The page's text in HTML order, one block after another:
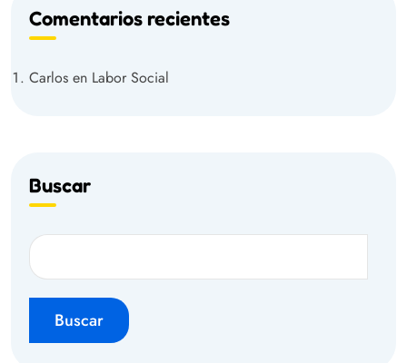
Comentarios recientes
Carlos en Labor Social
Buscar
Buscar